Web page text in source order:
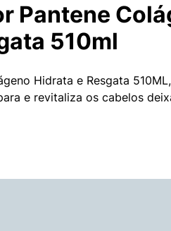
Pantene
510ml
Hidrata e Resgata
e revitaliza os cabelos